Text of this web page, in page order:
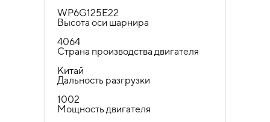
WP6G125E22
Высота оси шарнира
4064
Страна производства двигателя
Китай
Дальность разгрузки
1002
Мощность двигателя